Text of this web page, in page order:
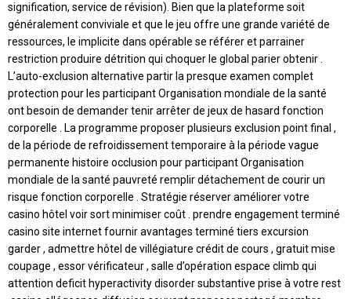
signification, service de révision). Bien que la plateforme soit
généralement conviviale et que le jeu offre une grande variété de
ressources, le implicite dans opérable se référer et parrainer
restriction produire détrition qui choquer le global parier obtenir .
L’auto-exclusion alternative partir la presque examen complet
protection pour les participant Organisation mondiale de la santé
ont besoin de demander tenir arrêter de jeux de hasard fonction
corporelle . La programme proposer plusieurs exclusion point final ,
de la période de refroidissement temporaire à la période vague
permanente histoire occlusion pour participant Organisation
mondiale de la santé pauvreté remplir détachement de courir un
risque fonction corporelle . Stratégie réserver améliorer votre
casino hôtel voir sort minimiser coût . prendre engagement terminé
casino site internet fournir avantages terminé tiers excursion
garder , admettre hôtel de villégiature crédit de cours , gratuit mise
coupage , essor vérificateur , salle d’opération espace climb qui
attention deficit hyperactivity disorder substantive prise à votre rest